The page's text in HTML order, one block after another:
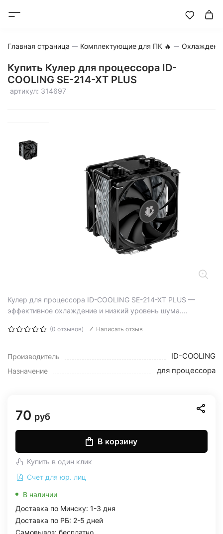
Главная страница Комплектующие для ПК 🔥
Купить Кулер для процессора ID-
COOLING SE-214-XT PLUS
артикул: 314697
Кулер для процессора ID-COOLING SE-214-XT PLUS —
эффективное охлаждение и низкий уровень шума....
(0 отзывов) Написать отзыв
Производитель ID-COOLING
Назначение для процессора
70 руб
В корзину
Купить в один клик
Счет для юр. лиц
В наличии
Доставка по Минску: 1-3 дня
Доставка по РБ: 2-5 дней
Самовывоз: бесплатно,